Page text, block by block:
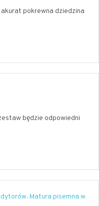
pokrewna dziedzina
będzie odpowiedni
Matura pisemna w